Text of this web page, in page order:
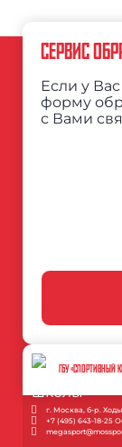
СЕРВИС
Если у
форму
с Вами
ГБУ «СПОРТИВНЫЙ
г. Москва, б-р.
+7 (495) 643-18-25